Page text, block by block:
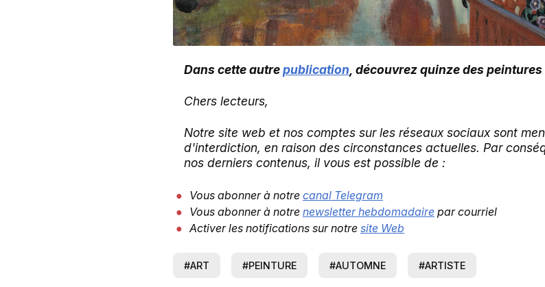
Dans cette autrepublication , découvrez quinze des
Chers lecteurs,
Notre site web et nos comptes sur les réseaux sociaux sont
d'interdiction, en raison des circonstances actuelles. Par
nos derniers contenus, il vous est possible de :
Vous abonner à notre canal Telegram
Vous abonner à notre newsletter hebdomadaire par courriel
Activer les notifications sur notre site Web
#ART #PEINTURE #AUTOMNE #ARTISTE